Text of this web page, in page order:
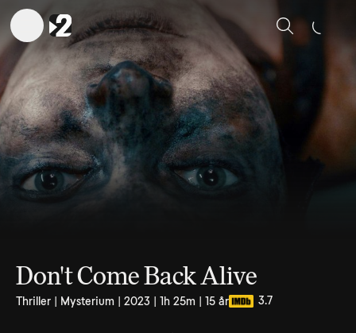
Sök
Don't Come Back Alive
Thriller | Mysterium | 2023 | 1h 25m | 15 år 3.7